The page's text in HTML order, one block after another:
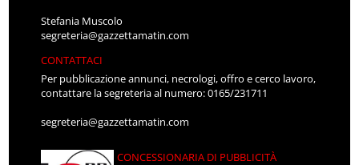
Stefania Muscolo
segreteria@gazzettamatin.com
CONTATTACI
Per pubblicazione annunci, necrologi, offro e cerco lavoro,
contattare la segreteria al numero: 0165/231711
segreteria@gazzettamatin.com
CONCESSIONARIA DI PUBBLICITÀ